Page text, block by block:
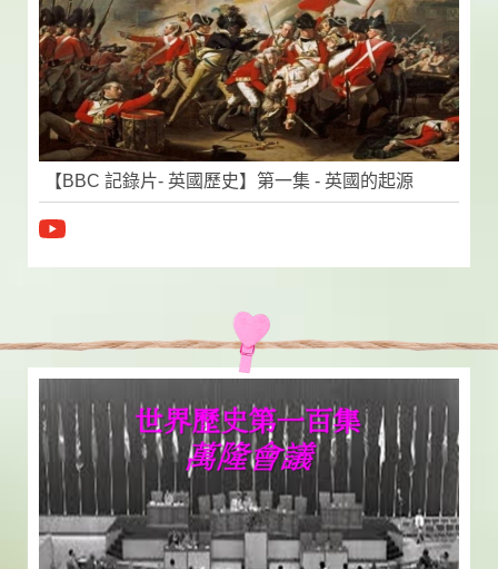
【BBC 記錄片- 英國歷史】第一集 - 英國的起源